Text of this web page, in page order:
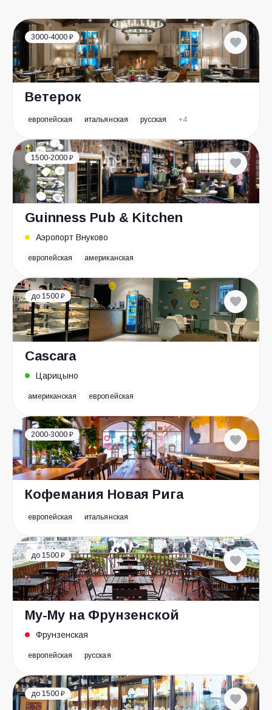
3000-4000 ₽
Ветерок
европейская итальянская русская +4
1500-2000 ₽
Guinness Pub & Kitchen
Аэропорт Внуково
европейская американская
до 1500 ₽
Cascara
Царицыно
американская европейская
2000-3000 ₽
Кофемания Новая Рига
европейская итальянская
до 1500 ₽
Му-Му на Фрунзенской
Фрунзенская
европейская русская
до 1500 ₽